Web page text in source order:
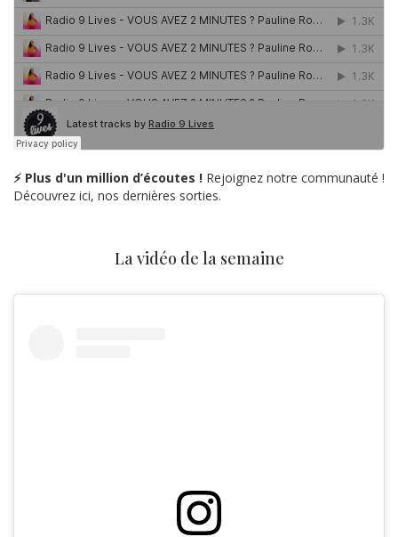
⚡ Plus d'un million d’écoutes ! Rejoignez notre communauté !
Découvrez ici, nos dernières sorties.
La vidéo de la semaine